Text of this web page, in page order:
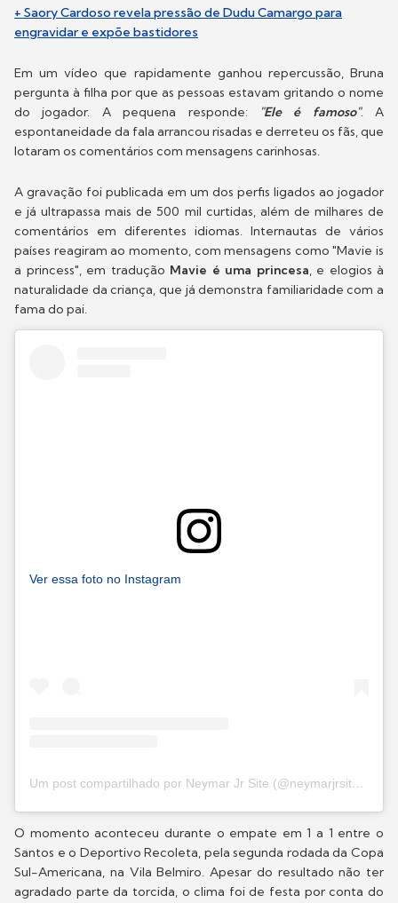
+ Saory Cardoso revela pressão de Dudu Camargo para
engravidar e expõe bastidores
Em um vídeo que rapidamente ganhou repercussão, Bruna
pergunta à filha por que as pessoas estavam gritando o nome
do jogador. A pequena responde:
"Ele é famoso". A
espontaneidade da fala arrancou risadas e derreteu os fãs, que
lotaram os comentários com mensagens carinhosas.
A gravação foi publicada em um dos perfis ligados ao jogador
e já ultrapassa mais de 500 mil curtidas, além de milhares de
comentários em diferentes idiomas. Internautas de vários
países reagiram ao momento, com mensagens como "Mavie is
a princess", em tradução Mavie é uma princesa, e elogios à
naturalidade da criança, que já demonstra familiaridade com a
fama do pai.
Ver essa foto no Instagram
Um post compartilhado por Neymar Jr Site (@neymarjrsiteoficial)
O momento aconteceu durante o empate em 1 a 1 entre o
Santos e o Deportivo Recoleta, pela segunda rodada da Copa
Sul-Americana, na Vila Belmiro. Apesar do resultado não ter
agradado parte da torcida, o clima foi de festa por conta do